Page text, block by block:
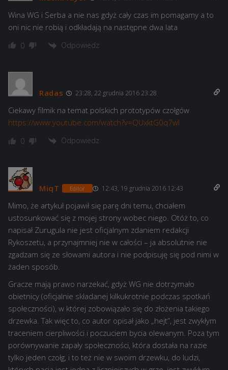
Wina WG i Serba a nie nas gdyż cały czas im pomagamy a to
oni nic nie robią i odkładają na następne dwa lata
0 Odpowiedz
Radas 23:28, 22 grudnia 2016 23:28
Ciekawy filmik na temat polskich prototypów czołgów
https://www.youtube.com/watch?v=QUxktG0q7wI
0 Odpowiedz
MiqT Editor 12:43, 19 grudnia 2016 12:43
Mimo, że artykuł pojawił się parę dni temu, chciałem
ustosunkować się z mojej strony wobec niego. Otóż to, co
napisał Zurugula nie jest oficjalnym zdaniem redakcji
Rykoszetu, a przynajmniej nie w całości – ja absolutnie nie
zgadzam się ze słowami autora i nie podpisuję się pod nimi w
żaden sposób.
Gracze mają prawo narzekać, gdyż WG nie dotrzymało
obietnicy (oficjalnie składanej kilkukrotnie podczas spotkań
społeczności), w której zobowiązało się do złożenia takiego
drzewka. Tak więc to, co autor opisał jako „hejt”, jest zwykłym
traceniem cierpliwości i poczuciem bycia olewanym. Poza tym
porównywanie zapały społeczności, która dostała na razie
tylko jeden czołg, i to też nie w swoim drzewku, do ludzi,